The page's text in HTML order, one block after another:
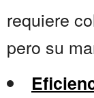
requiere
pero su